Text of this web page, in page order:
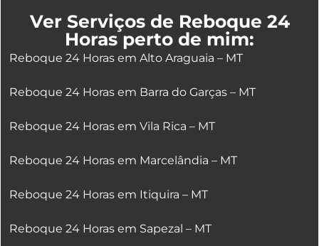
Ver Serviços de Reboque 24
Horas perto de mim:
Reboque 24 Horas em Alto Araguaia – MT
Reboque 24 Horas em Barra do Garças – MT
Reboque 24 Horas em Vila Rica – MT
Reboque 24 Horas em Marcelândia – MT
Reboque 24 Horas em Itiquira – MT
Reboque 24 Horas em Sapezal – MT